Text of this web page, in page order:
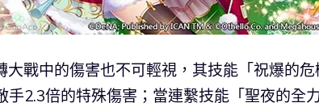
戰中的傷害也不可輕視，其技能「祝爆的危
2.3倍的特殊傷害；當連繫技能「聖夜的全